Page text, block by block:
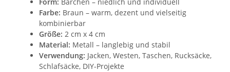
Farbe: Braun – warm, dezent und vielseitig
kombinierbar
Größe: 2 cm x 4 cm
Material: Metall – langlebig und stabil
Verwendung: Jacken, Westen, Taschen, Rucksäcke,
Schlafsäcke, DIY-Projekte